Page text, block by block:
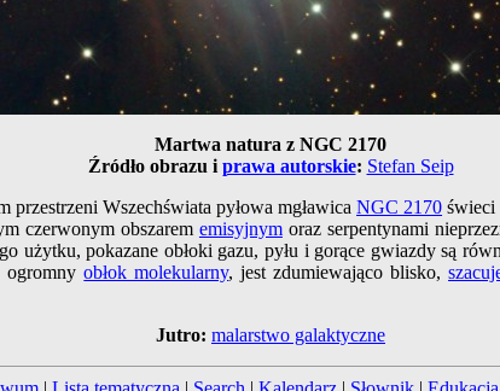
Martwa natura z NGC 2170
Źródło obrazu i prawa autorskie: Stefan Seip
przestrzeni Wszechświata pyłowa mgławicaNGC 2170 świeci
czerwonym obszarem emisyjnymoraz serpentynami
użytku, pokazane obłoki gazu, pyłu i gorące gwiazdy są
ogromnyobłok molekularny, jest zdumiewająco blisko,
Jutro: malarstwo galaktyczne